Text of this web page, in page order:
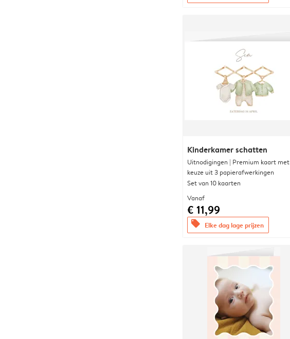
Kinderkamer schatten
Uitnodigingen | Premium kaart met
keuze uit 3 papierafwerkingen
Set van 10 kaarten
Vanaf
€ 11,99
offers Elke dag lage prijzen